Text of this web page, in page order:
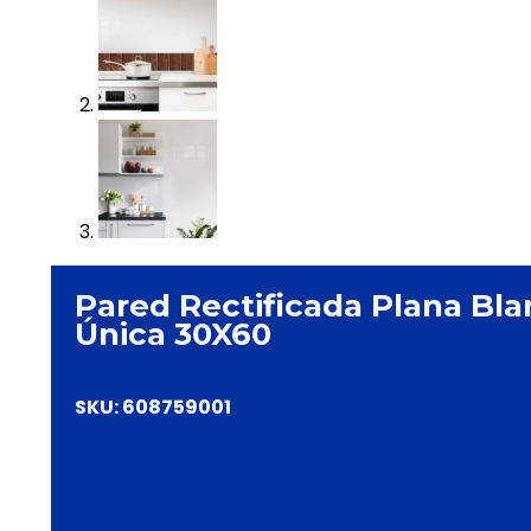
Pared Rectificada Plana
Única 30X60
SKU:608759001